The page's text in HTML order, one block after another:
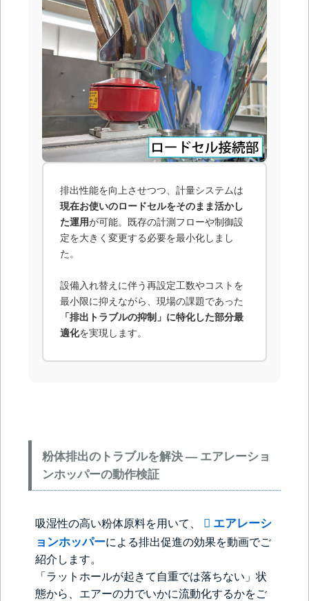
排出性能を向上させつつ、計量システムは
現在お使いのロードセルをそのまま活かし
た運用が可能。既存の計測フローや制御設
定を大きく変更する必要を最小化しまし
た。
設備入れ替えに伴う再設定工数やコストを
最小限に抑えながら、現場の課題であった
「排出トラブルの抑制」に特化した部分最
適化を実現します。
粉体排出のトラブルを解決 ― エアレーショ
ンホッパーの動作検証
吸湿性の高い粉体原料を用いて、
エアレーシ
ョンホッパーによる排出促進の効果を動画でご
紹介します。
「ラットホールが起きて自重では落ちない」状
態から、エアーの力でいかに流動化するかをご